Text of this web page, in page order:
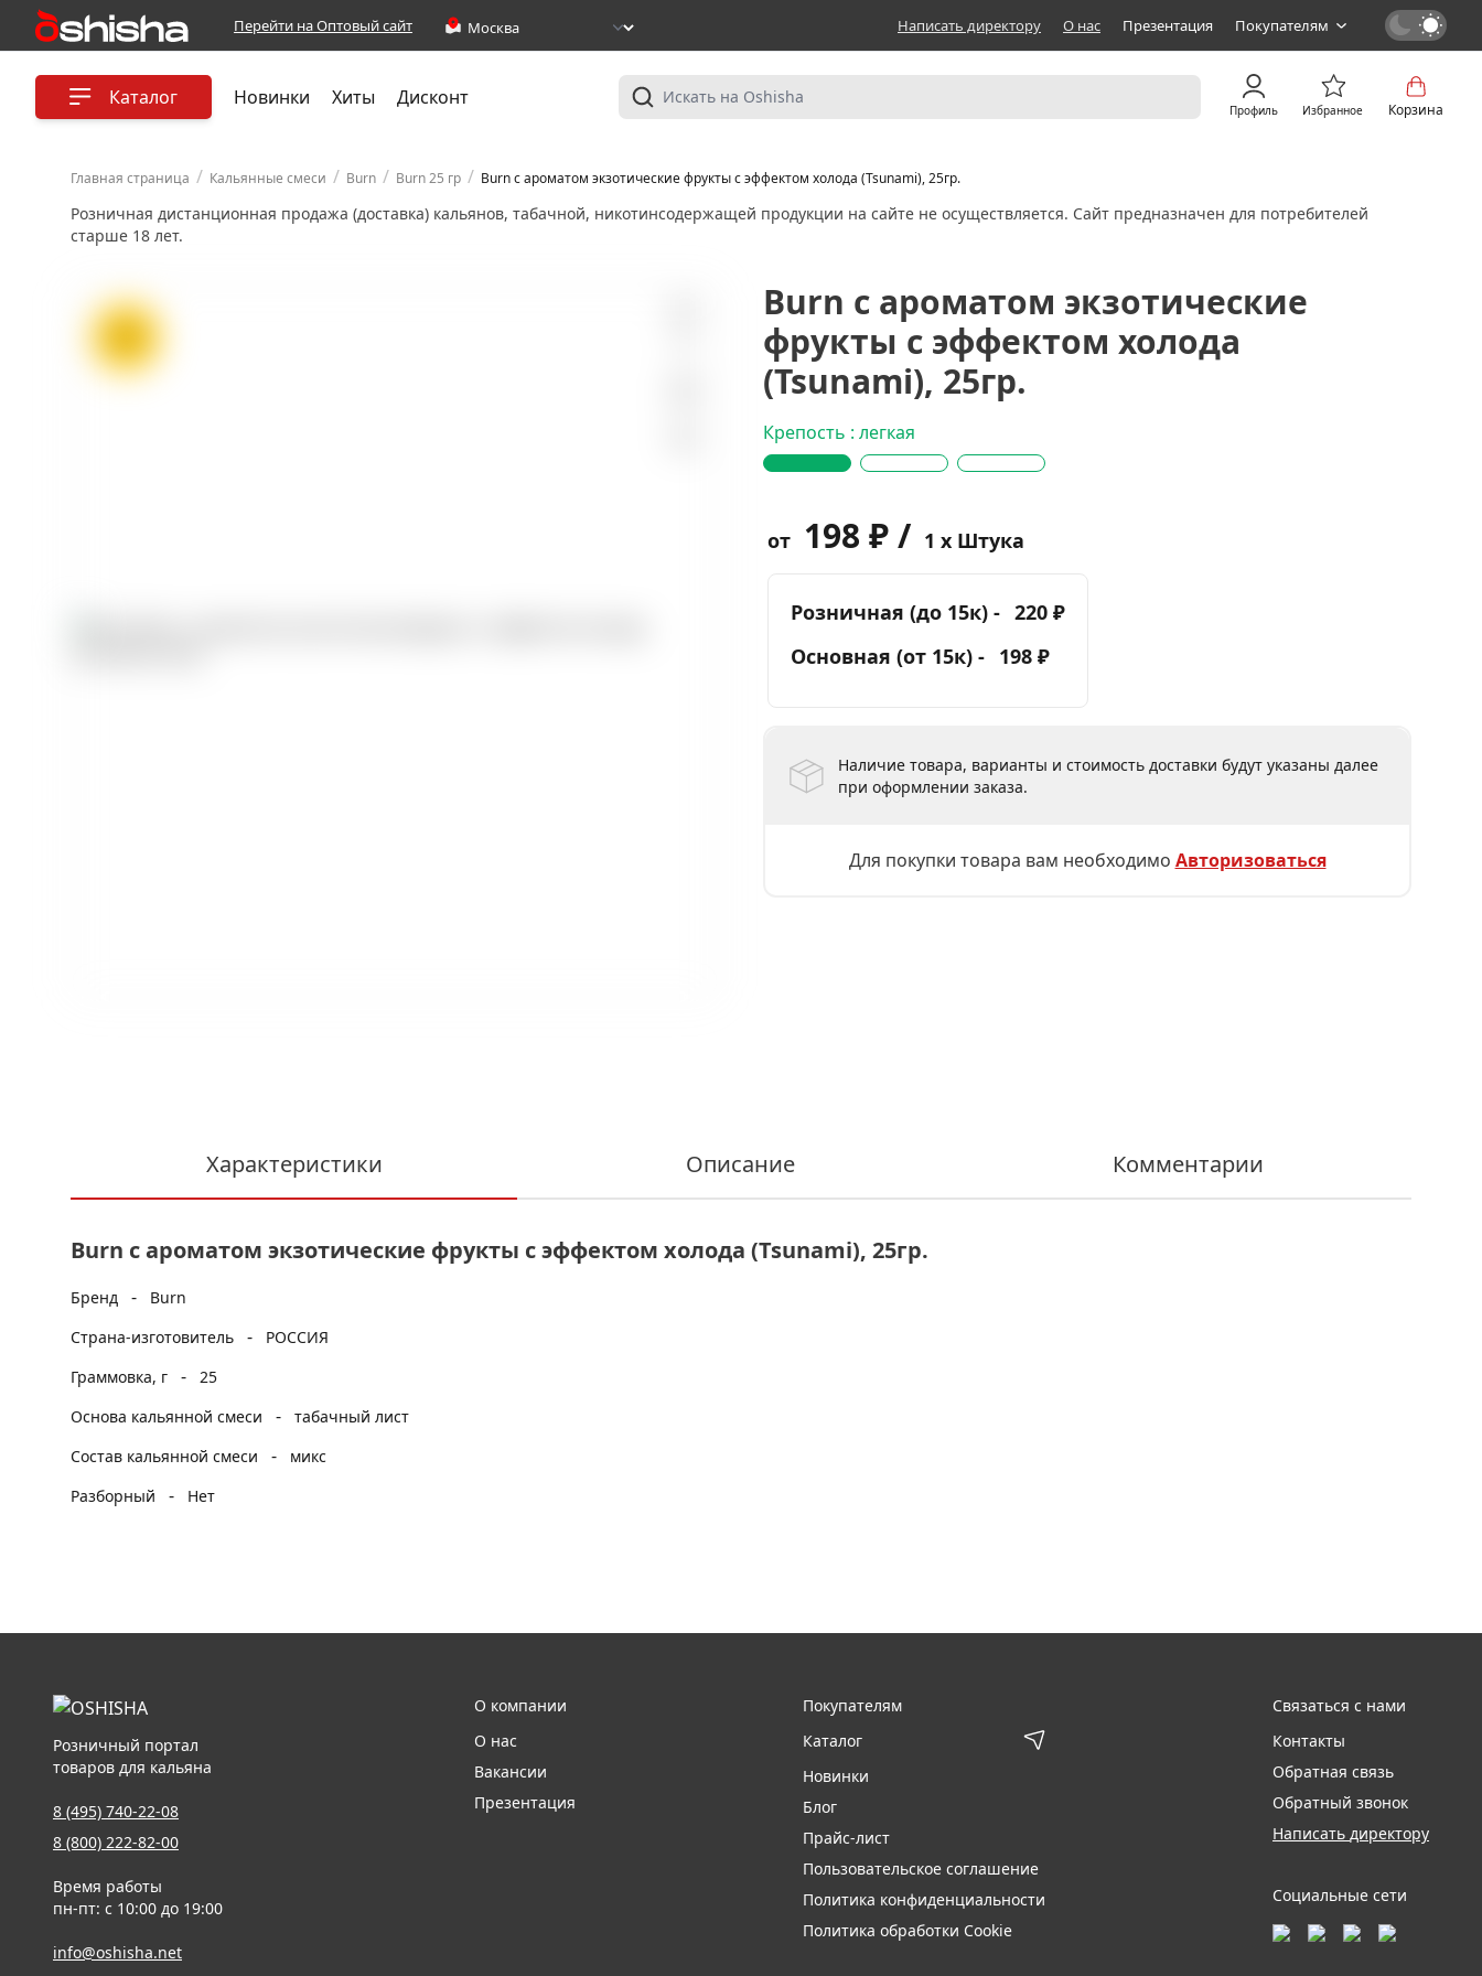
Перейти на Оптовый сайт Написать директору О нас Презентация Покупателям
Каталог Новинки Хиты Дисконт
Профиль Избранное Корзина
Главная страница / Кальянные смеси / Burn / Burn 25 гр / Burn с ароматом экзотические фрукты с эффектом холода (Tsunami), 25гр.
Розничная дистанционная продажа (доставка) кальянов, табачной, никотинсодержащей продукции на сайте не осуществляется. Сайт предназначен для потребителей
старше 18 лет.
Burn с ароматом экзотические
фрукты с эффектом холода
(Tsunami), 25гр.
Крепость : легкая
от 198 ₽ / 1 x Штука
Розничная (до 15к) - 220 ₽
Основная (от 15к) - 198 ₽
Наличие товара, варианты и стоимость доставки будут указаны далее
при оформлении заказа.
Для покупки товара вам необходимо Авторизоваться
Характеристики Описание Комментарии
Burn с ароматом экзотические фрукты с эффектом холода (Tsunami), 25гр.
Бренд -
Burn
Страна-изготовитель
-
РОССИЯ
Граммовка, г
- 25
Основа кальянной смеси
- табачный лист
Состав кальянной смеси
-
микс
Разборный
- Нет
Розничный портал
товаров для кальяна
8 (495) 740-22-08
8 (800) 222-82-00
Время работы
пн-пт: с 10:00 до 19:00
info@oshisha.net
О компании
О нас
Вакансии
Презентация
Покупателям
Каталог
Новинки
Блог
Прайс-лист
Пользовательское соглашение
Политика конфиденциальности
Политика обработки Cookie
Связаться с нами
Контакты
Обратная связь
Обратный звонок
Написать директору
Социальные сети